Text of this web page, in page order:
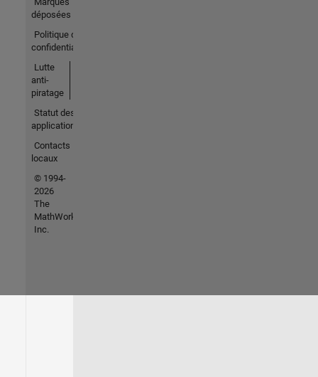
déposées
Politique de
confidentialité
Lutte
anti-
piratage
Statut des
applications
Contacts
locaux
© 1994-
2026
The
MathWorks,
Inc.